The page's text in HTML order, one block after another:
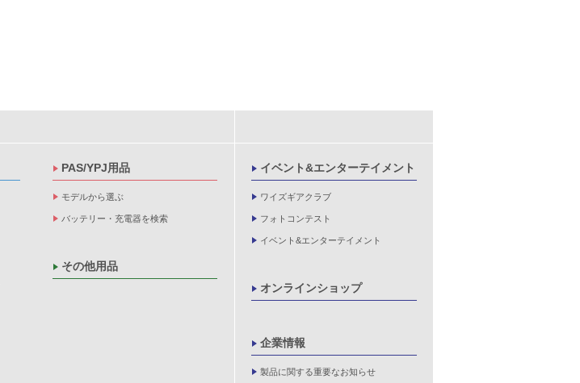
PAS/YPJ用品
モデルから選ぶ
バッテリー・充電器を検索
その他用品
イベント&エンターテイメント
ワイズギアクラブ
フォトコンテスト
イベント&エンターテイメント
オンラインショップ
企業情報
製品に関する重要なお知らせ